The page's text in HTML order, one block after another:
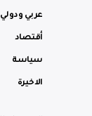
عربي ودولي
أقتصاد
سياسة
الاخيرة